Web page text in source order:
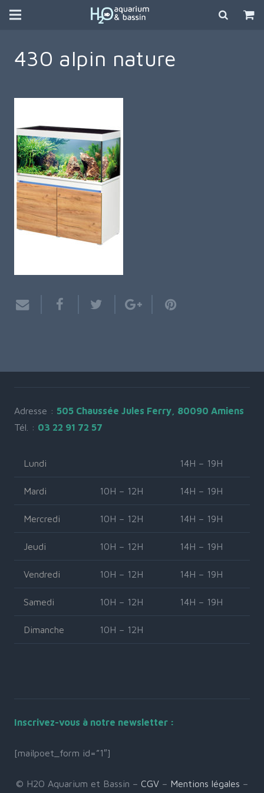
430 alpin nature
Adresse : 505 Chaussée Jules Ferry, 80090 Amiens
Tél. : 03 22 91 72 57
Lundi 14H – 19H
Mardi 10H – 12H 14H – 19H
Mercredi 10H – 12H 14H – 19H
Jeudi 10H – 12H 14H – 19H
Vendredi 10H – 12H 14H – 19H
Samedi 10H – 12H 14H – 19H
Dimanche 10H – 12H
Inscrivez-vous à notre newsletter :
[mailpoet_form id=”1″]
© H2O Aquarium et Bassin – CGV – Mentions légales –